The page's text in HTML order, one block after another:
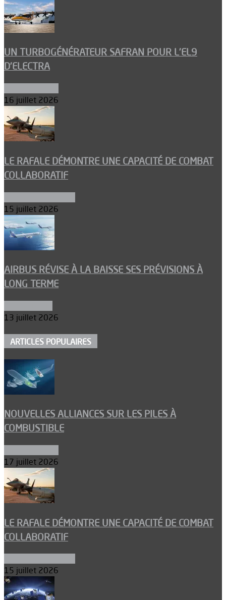
UN TURBOGÉNÉRATEUR SAFRAN POUR L’EL9
D’ELECTRA
16 juillet 2026
LE RAFALE DÉMONTRE UNE CAPACITÉ DE COMBAT
COLLABORATIF
15 juillet 2026
AIRBUS RÉVISE À LA BAISSE SES PRÉVISIONS À
LONG TERME
13 juillet 2026
ARTICLES POPULAIRES
NOUVELLES ALLIANCES SUR LES PILES À
COMBUSTIBLE
17 juillet 2026
LE RAFALE DÉMONTRE UNE CAPACITÉ DE COMBAT
COLLABORATIF
15 juillet 2026